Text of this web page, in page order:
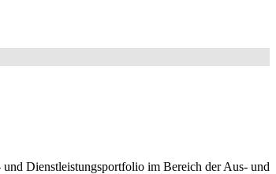
Dienstleistungsportfolio im Bereich der Aus- und